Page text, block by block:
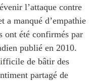
l’attaque contre
a manqué d’empathie
ont été confirmés par
publié en 2010.
de bâtir des
partagé de